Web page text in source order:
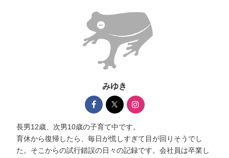
みゆき
長男12歳、次男10歳の子育て中です。
育休から復帰したら、毎日が慌しすぎて目が回りそうでし
た。そこからの試行錯誤の日々の記録です。会社員は卒業し